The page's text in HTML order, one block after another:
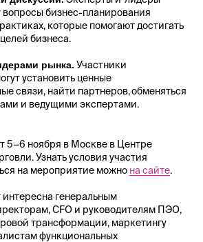
вопросы бизнес-планирования
которые помогают достигать
бизнеса.
рынка. Участники
установить ценные
связи, найти партнеров, обменяться
и ведущими экспертами.
5−6 ноября в Москве в Центре
Узнать условия участия
на мероприятие можно на сайте.
генеральным
CFO и руководителям ПЭО,
трансформации, маркетингу
функциональных